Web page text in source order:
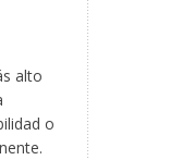
alto
o